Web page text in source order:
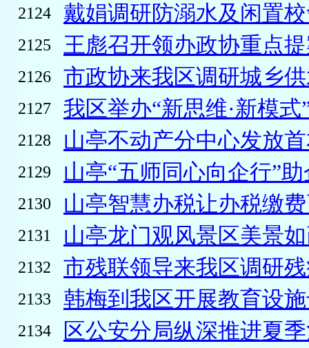
2124 戴娟调研防溺水及闲置
2125 王彪召开领办政协重点
2126 市政协来我区调研城乡
2127 我区举办“新思维·新模
2128 山亭不动产分中心发放
2129 山亭“五师同心向企行”
2130 山亭智慧办税让办税缴
2131 山亭龙门观风景区美景
2132 市残联领导来我区调研
2133 韩梅到我区开展教育设
2134 区公安分局纵深推进夏